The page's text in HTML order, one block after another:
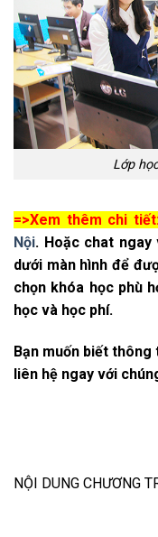
Lớp
=>Xem thêm chi
Nội. Hoặc chat
dưới màn hình để
chọn khóa học phù
học và học phí.
Bạn muốn biết thông
liên hệ ngay với
NỘI DUNG CHƯƠNG